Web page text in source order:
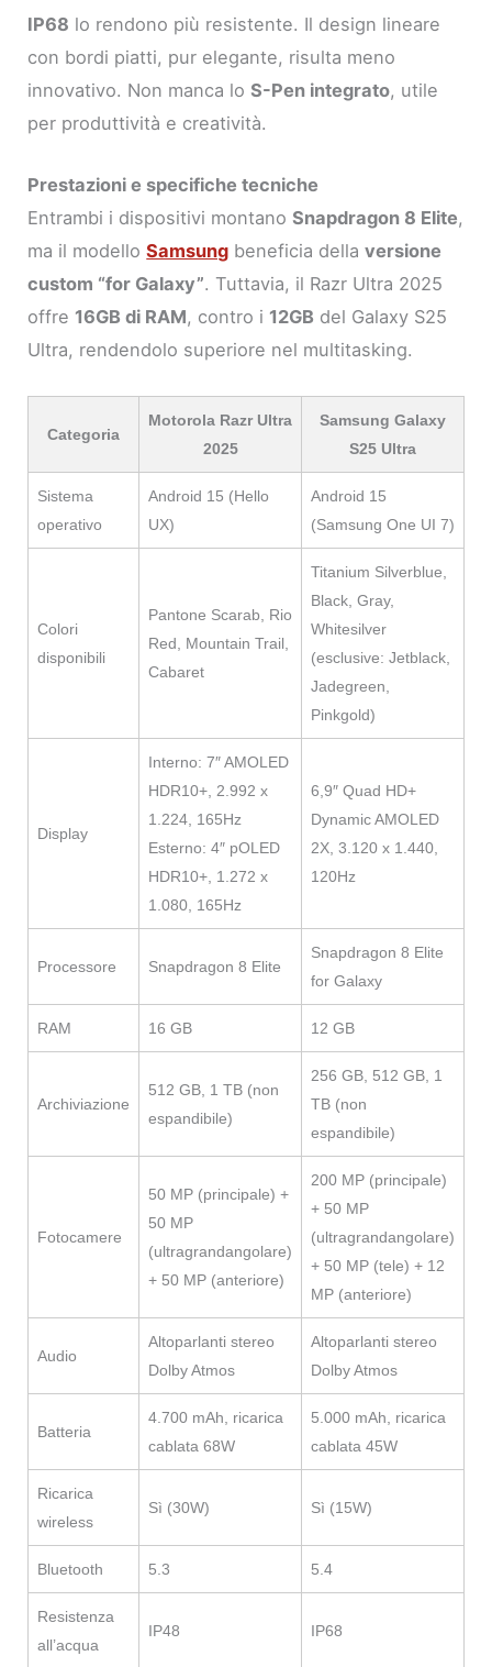
IP68 lo rendono più resistente. Il design lineare
con bordi piatti, pur elegante, risulta meno
innovativo. Non manca loS-Pen integrato, utile
per produttività e creatività.
Prestazioni e specifiche tecniche
Entrambi i dispositivi montanoSnapdragon 8 Elite,
ma il modelloSamsung beneficia dellaversione
custom “for Galaxy”. Tuttavia, il Razr Ultra 2025
offre 16GB di RAM, contro i 12GB del Galaxy S25
Ultra, rendendolo superiore nel multitasking.
Categoria
Motorola Razr Ultra
2025
Samsung Galaxy
S25 Ultra
Sistema
operativo
Android 15 (Hello
UX)
Android 15
(Samsung One UI 7)
Colori
disponibili
Pantone Scarab, Rio
Red, Mountain Trail,
Cabaret
Titanium Silverblue,
Black, Gray,
Whitesilver
(esclusive: Jetblack,
Jadegreen,
Pinkgold)
Display
Interno: 7″ AMOLED
HDR10+, 2.992 x
1.224, 165Hz
Esterno: 4″ pOLED
HDR10+, 1.272 x
1.080, 165Hz
6,9″ Quad HD+
Dynamic AMOLED
2X, 3.120 x 1.440,
120Hz
Processore Snapdragon 8 Elite
Snapdragon 8 Elite
for Galaxy
RAM 16 GB 12 GB
Archiviazione
512 GB, 1 TB (non
espandibile)
256 GB, 512 GB, 1
TB (non
espandibile)
Fotocamere
50 MP (principale) +
50 MP
(ultragrandangolare)
+ 50 MP (anteriore)
200 MP (principale)
+ 50 MP
(ultragrandangolare)
+ 50 MP (tele) + 12
MP (anteriore)
Audio
Altoparlanti stereo
Dolby Atmos
Altoparlanti stereo
Dolby Atmos
Batteria
4.700 mAh, ricarica
cablata 68W
5.000 mAh, ricarica
cablata 45W
Ricarica
wireless
Sì (30W) Sì (15W)
Bluetooth 5.3 5.4
Resistenza
all’acqua
IP48 IP68